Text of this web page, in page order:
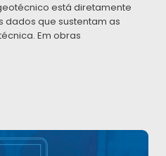
está diretamente
que sustentam as
Em obras